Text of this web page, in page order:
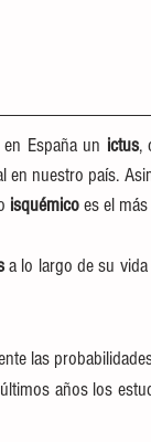
España un ictus,
en nuestro país.
isquémico es el
a lo largo de su
las
años los